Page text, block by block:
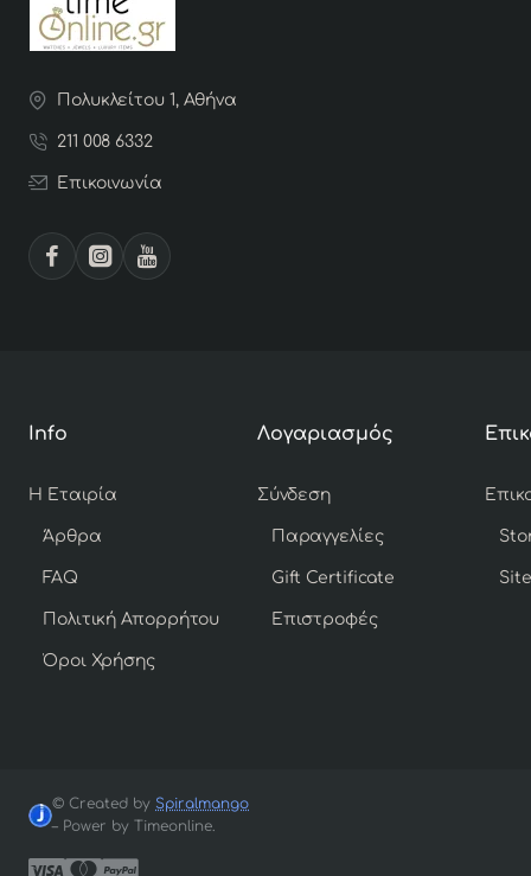
Πολυκλείτου 1, Αθήνα
211 008 6332
Επικοινωνία
Info
Η Εταιρία
Άρθρα
FAQ
Πολιτική Απορρήτου
Όροι Χρήσης
Λογαριασμός
Σύνδεση
Παραγγελίες
Gift Certificate
Επιστροφές
© Created by Spiralmango
– Power by Timeonline.